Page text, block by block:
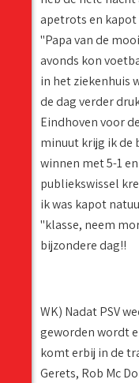
apetrots en kapot
"Papa van de
avonds kon
in het ziekenhuis
de dag verder
Eindhoven voor
minuut krijg ik de
winnen met 5-1
publiekswissel
ik was kapot
"klasse, neem
bijzondere dag!!
WK) Nadat PSV
geworden wordt
komt erbij in de
Gerets, Rob Mc